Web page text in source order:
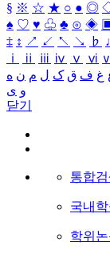
§ ※ ☆ ★ ○ ● ◎
♠ ♡ ♥ ♧ ♣ ⊙ ◈
‡ ↕ ↗ ↙ ↖ ↘ ♭
ⅰ
ⅱ ⅲ ⅳ ⅴ ⅵ
غ ف ق ک ل م ن ه
و ی
닫기
통합검
국내
학위